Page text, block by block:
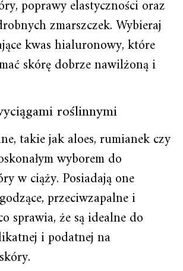
poprawy elastyczności oraz
zmarszczek. Wybieraj
kwas hialuronowy, które
skórę dobrze nawilżoną i
roślinnymi
takie jak aloes, rumianek czy
wyborem do
w ciąży. Posiadają one
przeciwzapalne i
sprawia, że są idealne do
i podatnej na